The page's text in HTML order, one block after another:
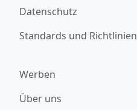
Datenschutz
Standards und Richtlinien
Werben
Über uns